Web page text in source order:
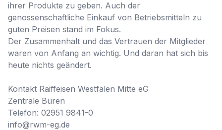
ihrer Produkte zu geben. Auch der
genossenschaftliche Einkauf von Betriebsmitteln zu
guten Preisen stand im Fokus.
Der Zusammenhalt und das Vertrauen der Mitglieder
waren von Anfang an wichtig. Und daran hat sich bis
heute nichts geändert.
Kontakt Raiffeisen Westfalen Mitte eG
Zentrale Büren
Telefon: 02951 9841-0
info@rwm-eg.de